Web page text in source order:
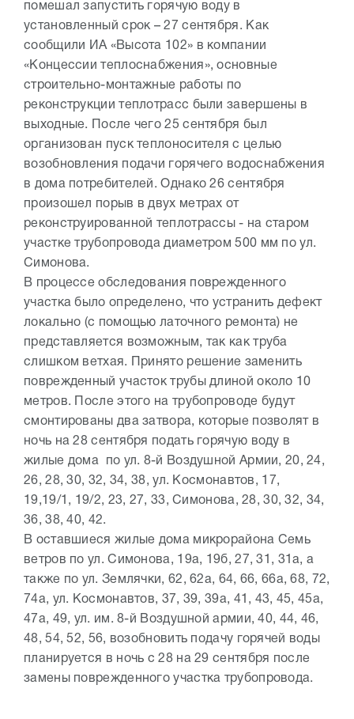
помешал запустить горячую воду в
установленный срок – 27 сентября. Как
сообщили ИА «Высота 102» в компании
«Концессии теплоснабжения», основные
строительно-монтажные работы по
реконструкции теплотрасс были завершены в
выходные. После чего 25 сентября был
организован пуск теплоносителя с целью
возобновления подачи горячего водоснабжения
в дома потребителей. Однако 26 сентября
произошел порыв в двух метрах от
реконструированной теплотрассы - на старом
участке трубопровода диаметром 500 мм по ул.
Симонова.
В процессе обследования поврежденного
участка было определено, что устранить дефект
локально (с помощью латочного ремонта) не
представляется возможным, так как труба
слишком ветхая. Принято решение заменить
поврежденный участок трубы длиной около 10
метров. После этого на трубопроводе будут
смонтированы два затвора, которые позволят в
ночь на 28 сентября подать горячую воду в
жилые дома по ул. 8-й Воздушной Армии, 20, 24,
26, 28, 30, 32, 34, 38, ул. Космонавтов, 17,
19,19/1, 19/2, 23, 27, 33, Симонова, 28, 30, 32, 34,
36, 38, 40, 42.
В оставшиеся жилые дома микрорайона Семь
ветров по ул. Симонова, 19а, 19б, 27, 31, 31а, а
также по ул. Землячки, 62, 62а, 64, 66, 66а, 68, 72,
74а, ул. Космонавтов, 37, 39, 39а, 41, 43, 45, 45а,
47а, 49, ул. им. 8-й Воздушной армии, 40, 44, 46,
48, 54, 52, 56, возобновить подачу горячей воды
планируется в ночь с 28 на 29 сентября после
замены поврежденного участка трубопровода.